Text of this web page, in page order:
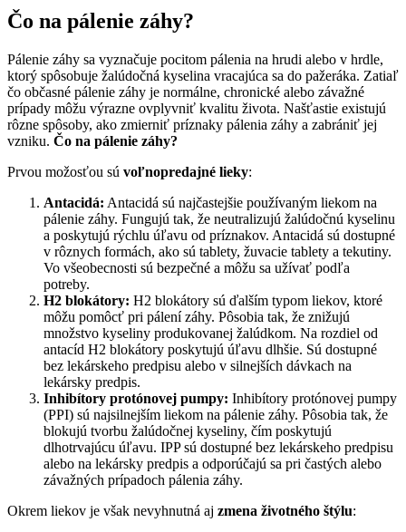
Čo na pálenie záhy?
Pálenie záhy sa vyznačuje pocitom pálenia na hrudi alebo v hrdle,
ktorý spôsobuje žalúdočná kyselina vracajúca sa do pažeráka. Zatiaľ
čo občasné pálenie záhy je normálne, chronické alebo závažné
prípady môžu výrazne ovplyvniť kvalitu života. Našťastie existujú
rôzne spôsoby, ako zmierniť príznaky pálenia záhy a zabrániť jej
vzniku. Čo na pálenie záhy?
Prvou možosťou sú voľnopredajné lieky:
Antacidá: Antacidá sú najčastejšie používaným liekom na
pálenie záhy. Fungujú tak, že neutralizujú žalúdočnú kyselinu
a poskytujú rýchlu úľavu od príznakov. Antacidá sú dostupné
v rôznych formách, ako sú tablety, žuvacie tablety a tekutiny.
Vo všeobecnosti sú bezpečné a môžu sa užívať podľa
potreby.
H2 blokátory: H2 blokátory sú ďalším typom liekov, ktoré
môžu pomôcť pri pálení záhy. Pôsobia tak, že znižujú
množstvo kyseliny produkovanej žalúdkom. Na rozdiel od
antacíd H2 blokátory poskytujú úľavu dlhšie. Sú dostupné
bez lekárskeho predpisu alebo v silnejších dávkach na
lekársky predpis.
Inhibítory protónovej pumpy: Inhibítory protónovej pumpy
(PPI) sú najsilnejším liekom na pálenie záhy. Pôsobia tak, že
blokujú tvorbu žalúdočnej kyseliny, čím poskytujú
dlhotrvajúcu úľavu. IPP sú dostupné bez lekárskeho predpisu
alebo na lekársky predpis a odporúčajú sa pri častých alebo
závažných prípadoch pálenia záhy.
Okrem liekov je však nevyhnutná aj zmena životného štýlu: